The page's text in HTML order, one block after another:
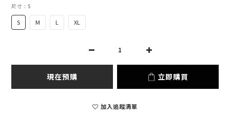
尺寸 : S
S M L XL
現在預購 立即購買
加入追蹤清單